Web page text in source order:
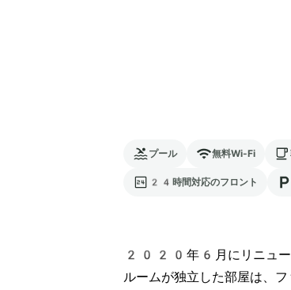
プール 無料Wi-Fi
24時間対応のフロント
2020年6月にリニューア
ルームが独立した部屋は、